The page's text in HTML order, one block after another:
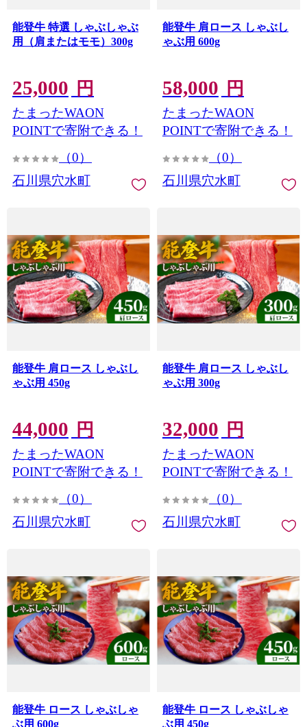
能登牛 特選 しゃぶしゃぶ
用（肩またはモモ）300g
25,000 円
たまったWAON
POINTで寄附できる！
（0）
石川県穴水町
能登牛 肩ロース しゃぶし
ゃぶ用 600g
58,000 円
たまったWAON
POINTで寄附できる！
（0）
石川県穴水町
能登牛 肩ロース しゃぶし
ゃぶ用 450g
44,000 円
たまったWAON
POINTで寄附できる！
（0）
石川県穴水町
能登牛 肩ロース しゃぶし
ゃぶ用 300g
32,000 円
たまったWAON
POINTで寄附できる！
（0）
石川県穴水町
能登牛 ロース しゃぶしゃ
ぶ用 600g
能登牛 ロース しゃぶしゃ
ぶ用 450g